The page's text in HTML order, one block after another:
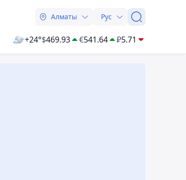
Алматы Рус
+24°$469.93 €541.64 ₽5.71